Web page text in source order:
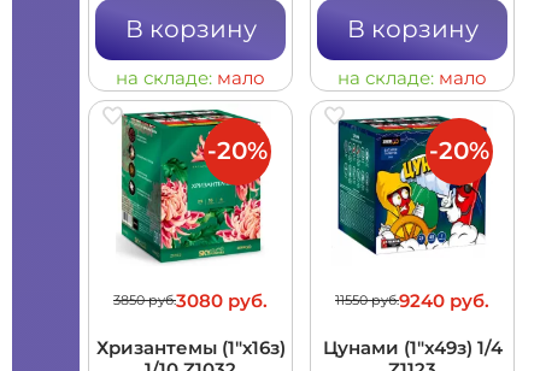
В корзину
на складе: мало
В корзину
на складе: мало
3850 руб.3080 руб.
Хризантемы (1"х16з)
-20%
11550 руб.9240 руб.
Цунами (1"x49з) 1/4
-20%